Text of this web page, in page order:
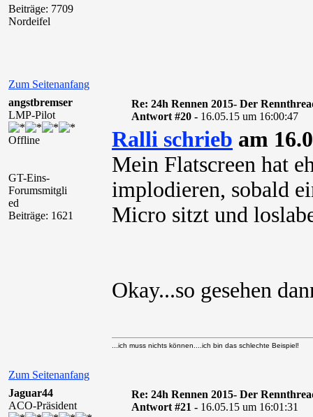
Beiträge: 7709
Nordeifel
Zum Seitenanfang
angstbremser
LMP-Pilot
Offline
GT-Eins-
Forumsmitgli
ed
Beiträge: 1621
Re: 24h Rennen 2015- Der
Antwort #20 - 16.05.15 um 16:00:47
Ralli schrieb am
Mein Flatscreen hat
implodieren, sobald
Micro sitzt und
Okay...so gesehen
Zum Seitenanfang
...ich muss nichts können....ich bin das schlechte Beispiel!
Jaguar44
ACO-Präsident
Re: 24h Rennen 2015- Der
Antwort #21 - 16.05.15 um 16:01:31